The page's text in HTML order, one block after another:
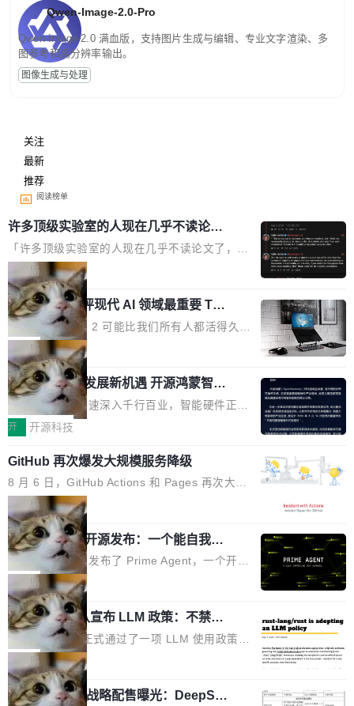
Qwen-Image-2.0-Pro
Qwen-Image-2.0 满血版，支持图片生成与编辑、专业文字渲染、多
图参考和高分辨率输出。
图像生成与处理
关注
最新
推荐
阅读榜单
许多顶级实验室的人现在几乎不读论文
了
「许多顶级实验室的人现在几乎不读论文了，而
且他们认为 ICLR/ICML/NeurIPS 充斥着大量过
度宣传和欺诈。」 OpenAI 研究员 Keller Jorda
n 这条推文引发了广泛讨论。他不是在说风凉
话，他是说出了一个圈内人尽皆知但很少公开捅
破的事实。 Jordan 随后补充了一句软化声明：
「我不认为这些会议上大部分论文都在过度宣传
或造假。问题是，作为读者，如果你筛选出那些
看起来最令人兴奋的论文，那它们大部分都是过
度宣传的。」 这才是真正的痛点。不是所有论文
都有问题，是最吸引眼球的那批论文最有问题。
他引用的帖子来自 Mathew Shen，一位 ICLR 2
026 的读者：「看了篇 ...
局
xAI 前工程师评现代 AI 领域最重要 Top
3 开源项目
Flash Attention 2 可能比我们所有人都活得久。
这句话不是来自某个技术博客，而是出自 Hieu
Pham 的一条推文。Hieu Pham 是谁？他是 xAI
的早期工程师之一，在 Grok 训练基础设施团队
工作过。近日他在 X 上发了一条帖子，列出了他
认为现代 AI 领域最重要的三个开源项目。 第一
个名字毫无悬念：Flash Attention 2。 Hieu 的
理由很具体。FA 系列不需要解释，但 FA2 是他
认为最重要的一个——复杂度恰到好处，刚好能
驱动你去学 CuTe，但还没被那些"邪恶的" Hopp
er++ 优化所淹没，足够容易修改和适配。 更关
键的是 FA2 的持久性...
局
共商智能硬件发展新机遇 开源鸿蒙智能
硬件开发者日杭州站即将举行
随着万物智联加速深入千行百业，智能硬件正从
单点设备迈向智能化、网联化、协同化发展。作
鸿蒙通过统一技术底座和分布式能力，为不同类
型智能设备的开发、连接与互联提供关键支撑，
也为产业链企业探索产品创新与商业增长打开新
的空间。 8月14日，开源鸿蒙智能硬件开发者日
（OHDD：OpenHarmony Hardware Develope
r Day）将在杭州启航。活动面向智能硬件产业
链企业和开发者，邀请行业专家与资深技术顾
问，围绕开源鸿蒙技术能力、设备适配、芯片适
配、功耗与稳定性调优、兼容性测评及统一互联
等内容展开系统讲解和实战交流，帮助企业进一
步了解开源鸿蒙在智能...
开 开源科技
GitHub 再次爆发大规模服务降级
8 月 6 日，GitHub Actions 和 Pages 再次大规
模服务降级，Actions 完全不可用超过 5 小时，
webhook 停发，连自托管 runner 也因调度层故
障无法工作。Pages、Copilot code review、C
opilot coding agent 全部受影响。从检测到完全
恢复，大约 12 小时。 这是 2026 年 8 月的第六
起事故，其中四起与 AI/Copilot 服务相关。 Git
Hub 员工 kdaigle 在 HN 讨论中贴出了一组数
据：2025 年全年 10 亿次 commit。现在，每周
2.75 亿次，全年预计 140 亿次。GitHub...
局
Prime Agent 开源发布：一个能自我改
进的编程 Agent，ARC-AGI 3 超越人类
专家基线
Prime Intellect 发布了 Prime Agent，一个开源
的编程 Agent Harness，核心设计围绕两个抽
象：Recursive Language Model（RLM）和 C
ontinual Harness。在 ARC-AGI 3 基准测试
上，Prime Agent + Opus 5 的组合达到了 95.
5% RHAE Best@1，超过了 ARC 报告的人类专
家基线 95.4%。 不是又一个 coding agent 包装
器 Prime Agent 的架构和市面上大多数 coding
局
Rust 项目团队宣布 LLM 政策：不禁
止，但你要承认哪些代码不是你写的
Rust 语言项目正式通过了一项 LLM 使用政策，
覆盖 rust-lang/rust 单一仓库的代码贡献。这不
是项目级别的官方立场，目前由五个团队采纳，
但它可能是主流开源项目中关于 AI 辅助贡献最
局
宇树科技 IPO 战略配售曝光：DeepSe